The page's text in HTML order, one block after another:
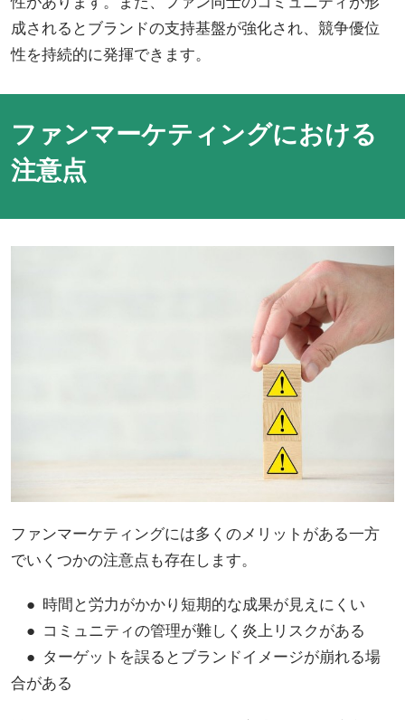
成されるとブランドの支持基盤が強化され、競争優位
性を持続的に発揮できます。
ファンマーケティングにおける
注意点
ファンマーケティングには多くのメリットがある一方
でいくつかの注意点も存在します。
● 時間と労力がかかり短期的な成果が見えにくい
● コミュニティの管理が難しく炎上リスクがある
● ターゲットを誤るとブランドイメージが崩れる場
合がある